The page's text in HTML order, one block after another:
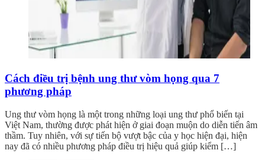
Cách điều trị bệnh ung thư vòm họng qua 7
phương pháp
Ung thư vòm họng là một trong những loại ung thư phổ biến tại
Việt Nam, thường được phát hiện ở giai đoạn muộn do diễn tiến âm
thầm. Tuy nhiên, với sự tiến bộ vượt bậc của y học hiện đại, hiện
nay đã có nhiều phương pháp điều trị hiệu quả giúp kiểm […]